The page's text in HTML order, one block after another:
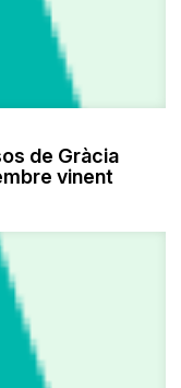
de Gràcia
vinent